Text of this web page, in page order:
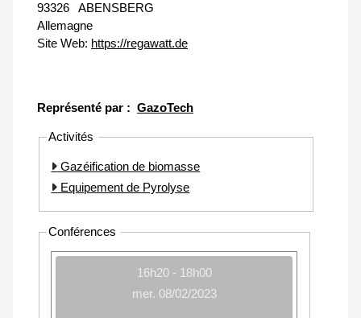
93326
ABENSBERG
Allemagne
Site Web: https://regawatt.de
Représenté par : GazoTech
Activités
Gazéification de biomasse
Equipement de Pyrolyse
Conférences
16h20 - 18h00
mer. 08/02/2023